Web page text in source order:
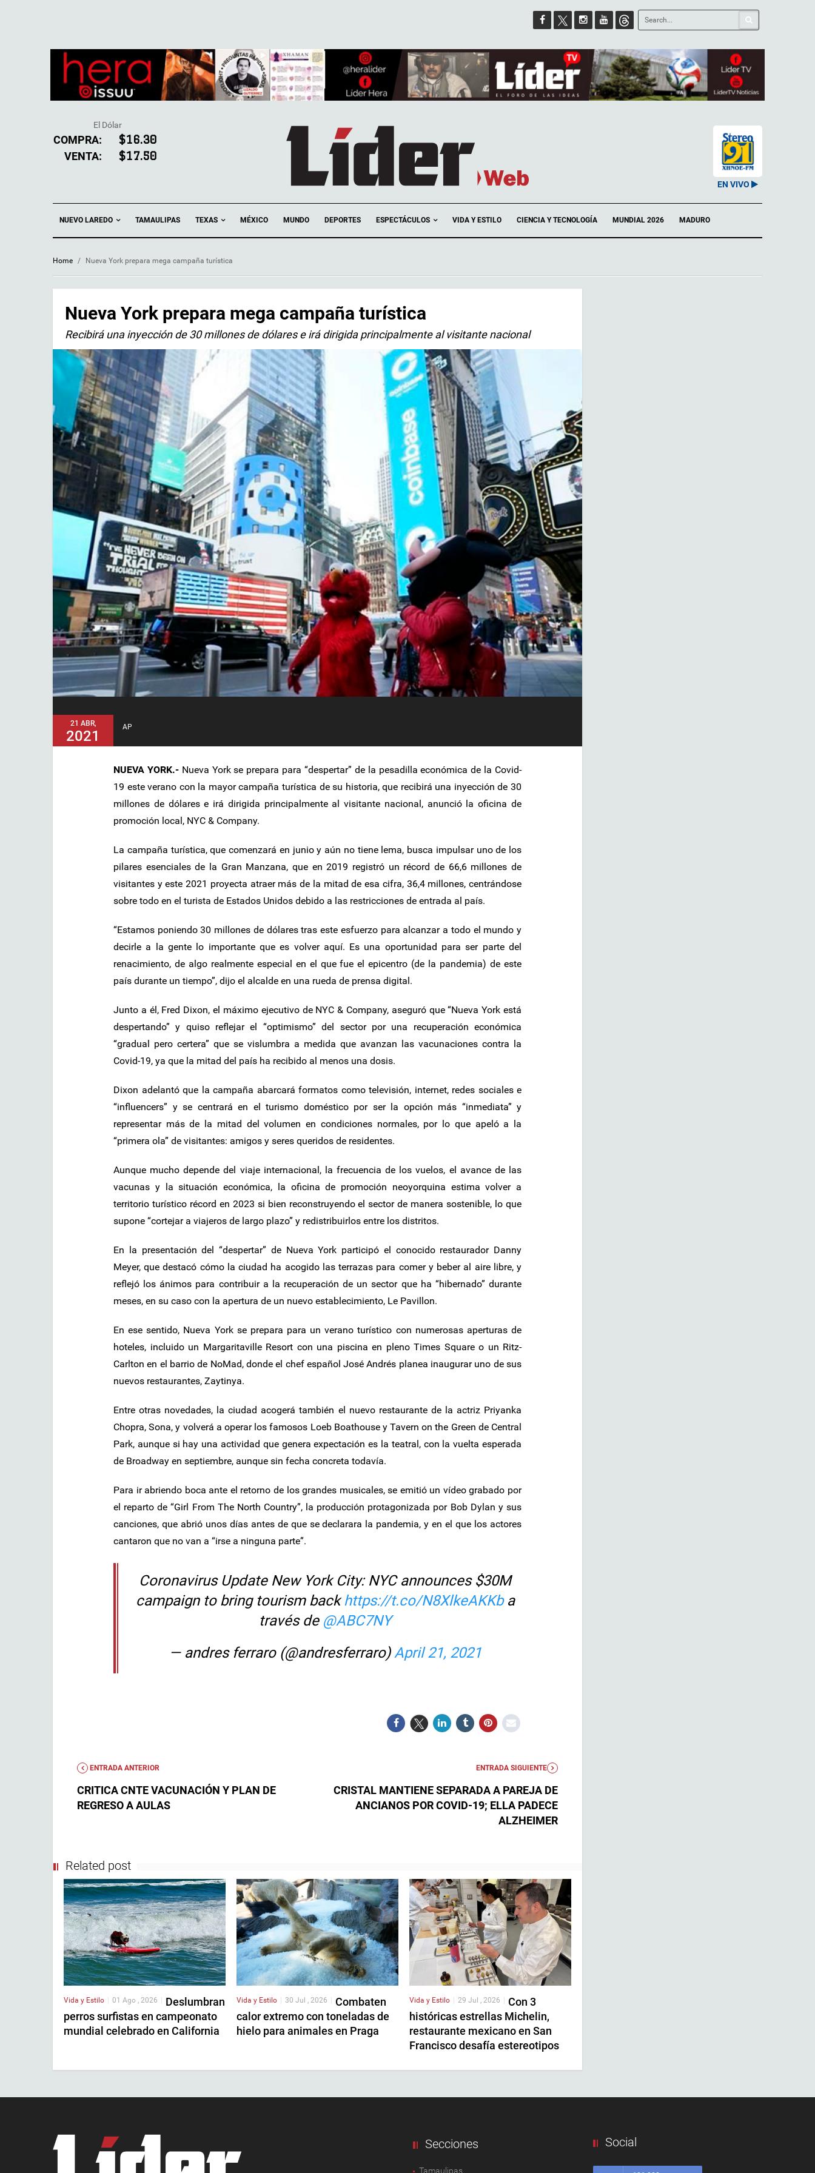
El Dólar
COMPRA: $16.30
VENTA: $17.50
EN VIVO
NUEVO LAREDO TAMAULIPAS TEXAS MÉXICO MUNDO DEPORTES ESPECTÁCULOS VIDA Y ESTILO CIENCIA Y TECNOLOGÍA MUNDIAL 2026 MADURO
Home / Nueva York prepara mega campaña turística
Nueva York prepara mega campaña turística
Recibirá una inyección de 30 millones de dólares e irá dirigida principalmente al visitante nacional
21 ABR,
2021
AP
NUEVA YORK.- Nueva York se prepara para “despertar” de la pesadilla económica de la Covid-
19 este verano con la mayor campaña turística de su historia, que recibirá una inyección de 30
millones de dólares e irá dirigida principalmente al visitante nacional, anunció la oficina de
promoción local, NYC & Company.
La campaña turística, que comenzará en junio y aún no tiene lema, busca impulsar uno de los
pilares esenciales de la Gran Manzana, que en 2019 registró un récord de 66,6 millones de
visitantes y este 2021 proyecta atraer más de la mitad de esa cifra, 36,4 millones, centrándose
sobre todo en el turista de Estados Unidos debido a las restricciones de entrada al país.
“Estamos poniendo 30 millones de dólares tras este esfuerzo para alcanzar a todo el mundo y
decirle a la gente lo importante que es volver aquí. Es una oportunidad para ser parte del
renacimiento, de algo realmente especial en el que fue el epicentro (de la pandemia) de este
país durante un tiempo”, dijo el alcalde en una rueda de prensa digital.
Junto a él, Fred Dixon, el máximo ejecutivo de NYC & Company, aseguró que “Nueva York está
despertando” y quiso reflejar el “optimismo” del sector por una recuperación económica
“gradual pero certera” que se vislumbra a medida que avanzan las vacunaciones contra la
Covid-19, ya que la mitad del país ha recibido al menos una dosis.
Dixon adelantó que la campaña abarcará formatos como televisión, internet, redes sociales e
“influencers” y se centrará en el turismo doméstico por ser la opción más “inmediata” y
representar más de la mitad del volumen en condiciones normales, por lo que apeló a la
“primera ola” de visitantes: amigos y seres queridos de residentes.
Aunque mucho depende del viaje internacional, la frecuencia de los vuelos, el avance de las
vacunas y la situación económica, la oficina de promoción neoyorquina estima volver a
territorio turístico récord en 2023 si bien reconstruyendo el sector de manera sostenible, lo que
supone “cortejar a viajeros de largo plazo” y redistribuirlos entre los distritos.
En la presentación del “despertar” de Nueva York participó el conocido restaurador Danny
Meyer, que destacó cómo la ciudad ha acogido las terrazas para comer y beber al aire libre, y
reflejó los ánimos para contribuir a la recuperación de un sector que ha “hibernado” durante
meses, en su caso con la apertura de un nuevo establecimiento, Le Pavillon.
En ese sentido, Nueva York se prepara para un verano turístico con numerosas aperturas de
hoteles, incluido un Margaritaville Resort con una piscina en pleno Times Square o un Ritz-
Carlton en el barrio de NoMad, donde el chef español José Andrés planea inaugurar uno de sus
nuevos restaurantes, Zaytinya.
Entre otras novedades, la ciudad acogerá también el nuevo restaurante de la actriz Priyanka
Chopra, Sona, y volverá a operar los famosos Loeb Boathouse y Tavern on the Green de Central
Park, aunque si hay una actividad que genera expectación es la teatral, con la vuelta esperada
de Broadway en septiembre, aunque sin fecha concreta todavía.
Para ir abriendo boca ante el retorno de los grandes musicales, se emitió un vídeo grabado por
el reparto de “Girl From The North Country”, la producción protagonizada por Bob Dylan y sus
canciones, que abrió unos días antes de que se declarara la pandemia, y en el que los actores
cantaron que no van a “irse a ninguna parte”.
Coronavirus Update New York City: NYC announces $30M
campaign to bring tourism backhttps://t.co/N8XlkeAKKba
través de @ABC7NY
— andres ferraro (@andresferraro)April 21, 2021
ENTRADA ANTERIOR
CRITICA CNTE VACUNACIÓN Y PLAN DE
REGRESO A AULAS
ENTRADA SIGUIENTE
CRISTAL MANTIENE SEPARADA A PAREJA DE
ANCIANOS POR COVID-19; ELLA PADECE
ALZHEIMER
Related post
Vida y Estilo | 01 Ago , 2026 | Deslumbran
perros surfistas en campeonato
mundial celebrado en California
Vida y Estilo | 30 Jul , 2026 | Combaten
calor extremo con toneladas de
hielo para animales en Praga
Vida y Estilo | 29 Jul , 2026 | Con 3
históricas estrellas Michelin,
restaurante mexicano en San
Francisco desafía estereotipos
Secciones
Tamaulipas
Social